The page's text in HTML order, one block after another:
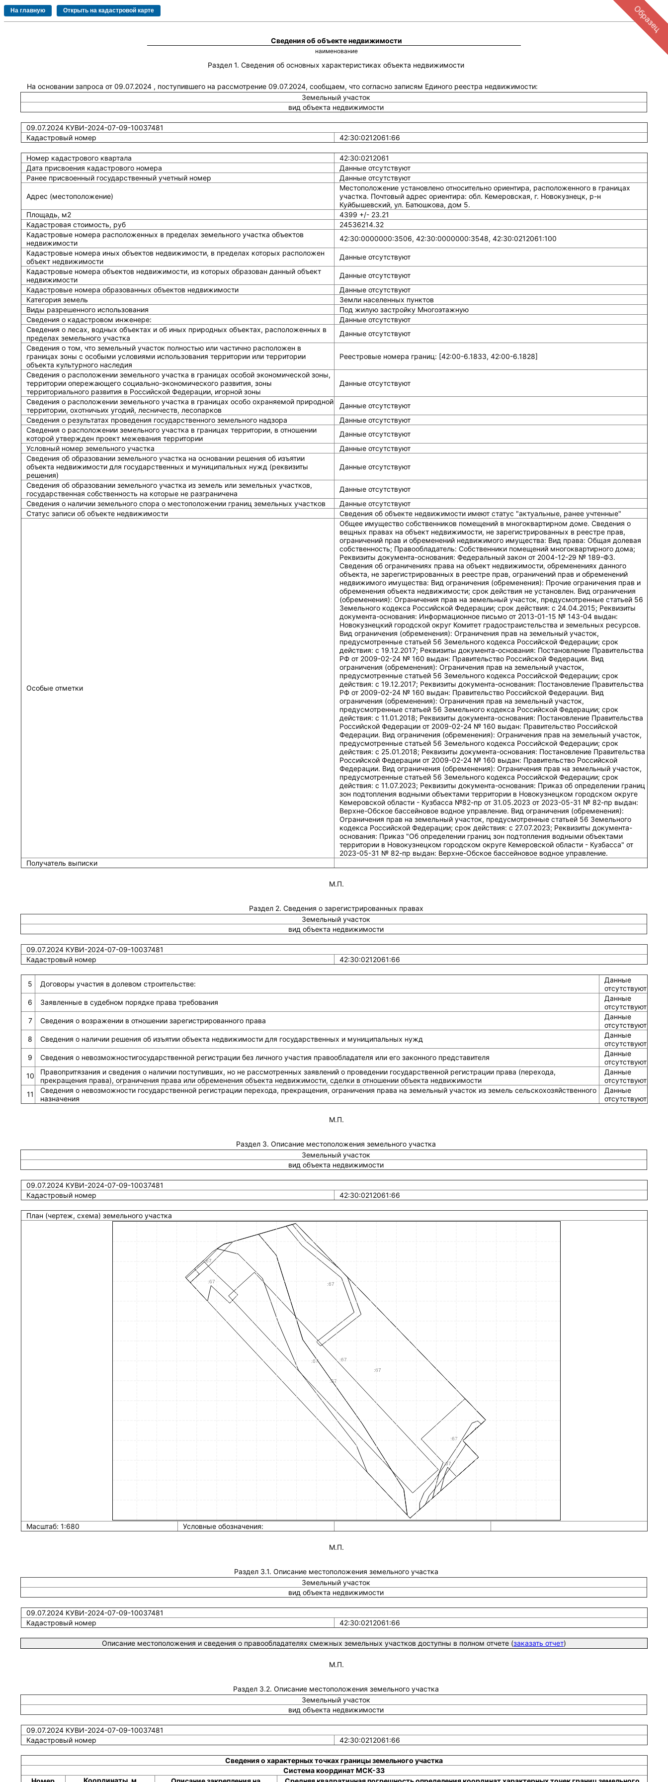
Сведения об объекте недвижимости
наименование
Раздел 1. Сведения об основных характеристиках объекта недвижимости
На основании запроса от 09.07.2024 , поступившего на рассмотрение 09.07.2024, сообщаем, что согласно записям Единого реестра недвижимости:
Земельный участок
вид объекта недвижимости
09.07.2024 КУВИ-2024-07-09-10037481
Кадастровый номер
42:30:0212061:66
Номер кадастрового квартала
42:30:0212061
Дата присвоения кадастрового номера
Данные отсутствуют
Ранее присвоенный государственный учетный номер
Данные отсутствуют
Адрес (местоположение)
Местоположение установлено относительно ориентира, расположенного в границах
участка. Почтовый адрес ориентира: обл. Кемеровская, г. Новокузнецк, р-н
Куйбышевский, ул. Батюшкова, дом 5.
Площадь, м2
4399 +/- 23.21
Кадастровая стоимость, руб
24536214.32
Кадастровые номера расположенных в пределах земельного участка объектов
недвижимости
42:30:0000000:3506, 42:30:0000000:3548, 42:30:0212061:100
Кадастровые номера иных объектов недвижимости, в пределах которых расположен
объект недвижимости
Данные отсутствуют
Кадастровые номера объектов недвижимости, из которых образован данный объект
недвижимости
Данные отсутствуют
Кадастровые номера образованных объектов недвижимости
Данные отсутствуют
Категория земель
Земли населенных пунктов
Виды разрешенного использования
Под жилую застройку Многоэтажную
Сведения о кадастровом инженере:
Данные отсутствуют
Cведения о лесах, водных объектах и об иных природных объектах, расположенных в
пределах земельного участка
Данные отсутствуют
Сведения о том, что земельный участок полностью или частично расположен в
границах зоны с особыми условиями использования территории или территории
объекта культурного наследия
Реестровые номера границ: [42:00-6.1833, 42:00-6.1828]
Сведения о расположении земельного участка в границах особой экономической зоны,
территории опережающего социально-экономического развития, зоны
территориального развития в Российской Федерации, игорной зоны
Данные отсутствуют
Сведения о расположении земельного участка в границах особо охраняемой природной
территории, охотничьих угодий, лесничеств, лесопарков
Данные отсутствуют
Сведения о результатах проведения государственного земельного надзора
Данные отсутствуют
Сведения о расположении земельного участка в границах территории, в отношении
которой утвержден проект межевания территории
Данные отсутствуют
Условный номер земельного участка
Данные отсутствуют
Сведения об образовании земельного участка на основании решения об изъятии
объекта недвижимости для государственных и муниципальных нужд (реквизиты
решения)
Данные отсутствуют
Сведения об образовании земельного участка из земель или земельных участков,
государственная собственность на которые не разграничена
Данные отсутствуют
Сведения о наличии земельного спора о местоположении границ земельных участков
Данные отсутствуют
Статус записи об объекте недвижимости
Сведения об объекте недвижимости имеют статус "актуальные, ранее учтенные"
Особые отметки
Общее имущество собственников помещений в многоквартирном доме. Сведения о
вещных правах на объект недвижимости, не зарегистрированных в реестре прав,
ограничений прав и обременений недвижимого имущества: Вид права: Общая долевая
собственность; Правообладатель: Собственники помещений многоквартирного дома;
Реквизиты документа-основания: Федеральный закон от 2004-12-29 № 189-ФЗ.
Сведения об ограничениях права на объект недвижимости, обременениях данного
объекта, не зарегистрированных в реестре прав, ограничений прав и обременений
недвижимого имущества: Вид ограничения (обременения): Прочие ограничения прав и
обременения объекта недвижимости; срок действия не установлен. Вид ограничения
(обременения): Ограничения прав на земельный участок, предусмотренные статьей 56
Земельного кодекса Российской Федерации; срок действия: c 24.04.2015; Реквизиты
документа-основания: Информационное письмо от 2013-01-15 № 143-04 выдан:
Новокузнецкий городской округ Комитет градостраистельства и земельных ресурсов.
Вид ограничения (обременения): Ограничения прав на земельный участок,
предусмотренные статьей 56 Земельного кодекса Российской Федерации; срок
действия: c 19.12.2017; Реквизиты документа-основания: Постановление Правительства
РФ от 2009-02-24 № 160 выдан: Правительство Российской Федерации. Вид
ограничения (обременения): Ограничения прав на земельный участок,
предусмотренные статьей 56 Земельного кодекса Российской Федерации; срок
действия: c 19.12.2017; Реквизиты документа-основания: Постановление Правительства
РФ от 2009-02-24 № 160 выдан: Правительство Российской Федерации. Вид
ограничения (обременения): Ограничения прав на земельный участок,
предусмотренные статьей 56 Земельного кодекса Российской Федерации; срок
действия: c 11.01.2018; Реквизиты документа-основания: Постановление Правительства
Российской Федерации от 2009-02-24 № 160 выдан: Правительство Российской
Федерации. Вид ограничения (обременения): Ограничения прав на земельный участок,
предусмотренные статьей 56 Земельного кодекса Российской Федерации; срок
действия: c 25.01.2018; Реквизиты документа-основания: Постановление Правительства
Российской Федерации от 2009-02-24 № 160 выдан: Правительство Российской
Федерации. Вид ограничения (обременения): Ограничения прав на земельный участок,
предусмотренные статьей 56 Земельного кодекса Российской Федерации; срок
действия: c 11.07.2023; Реквизиты документа-основания: Приказ об определении границ
зон подтопления водными объектами территории в Новокузнецком городском округе
Кемеровской области - Кузбасса №82-пр от 31.05.2023 от 2023-05-31 № 82-пр выдан:
Верхне-Обское бассейновое водное управление. Вид ограничения (обременения):
Ограничения прав на земельный участок, предусмотренные статьей 56 Земельного
кодекса Российской Федерации; срок действия: c 27.07.2023; Реквизиты документа-
основания: Приказ "Об определении границ зон подтопления водными объектами
территории в Новокузнецком городском округе Кемеровской области - Кузбасса" от
2023-05-31 № 82-пр выдан: Верхне-Обское бассейновое водное управление.
Получатель выписки
М.П.
Раздел 2. Сведения о зарегистрированных правах
Земельный участок
вид объекта недвижимости
09.07.2024 КУВИ-2024-07-09-10037481
Кадастровый номер
42:30:0212061:66
5 Договоры участия в долевом строительстве:
Данные
отсутствуют
6
Заявленные в судебном порядке права требования
Данные
отсутствуют
7
Сведения о возражении в отношении зарегистрированного права
Данные
отсутствуют
8
Сведения о наличии решения об изъятии объекта недвижимости для государственных и муниципальных нужд
Данные
отсутствуют
9
Сведения о невозможностигосударственной регистрации без личного участия правообладателя или его законного представителя
Данные
отсутствуют
10
Правопритязания и сведения о наличии поступивших, но не рассмотренных заявлений о проведении государственной регистрации права (перехода,
прекращения права), ограничения права или обременения объекта недвижимости, сделки в отношении объекта недвижимости
Данные
отсутствуют
11
Сведения о невозможности государственной регистрации перехода, прекращения, ограничения права на земельный участок из земель сельскохозяйственного
назначения
Данные
отсутствуют
М.П.
Раздел 3. Описание местоположения земельного участка
Земельный участок
вид объекта недвижимости
09.07.2024 КУВИ-2024-07-09-10037481
Кадастровый номер
42:30:0212061:66
План (чертеж, схема) земельного участка
Масштаб: 1:680 Условные обозначения:
М.П.
Раздел 3.1. Описание местоположения земельного участка
Земельный участок
вид объекта недвижимости
09.07.2024 КУВИ-2024-07-09-10037481
Кадастровый номер
42:30:0212061:66
Описание местоположения и сведения о правообладателях смежных земельных участков доступны в полном отчете (заказать отчет)
М.П.
Раздел 3.2. Описание местоположения земельного участка
Земельный участок
вид объекта недвижимости
09.07.2024 КУВИ-2024-07-09-10037481
Кадастровый номер
42:30:0212061:66
Сведения о характерных точках границы земельного участка
Система координат МСК-33
Координаты, м
Образец